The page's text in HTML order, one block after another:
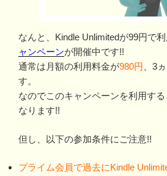
なんと、Kindle Unlimitedが99円で
ャンペーンが開催中です!!
通常は月額の利用料金が980円 、3
す。
なのでこのキャンペーンを利用する
なります!!
但し、以下の参加条件にご注意!!
プライム会員で過去にKindle